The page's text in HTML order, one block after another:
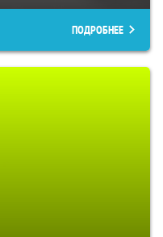
ПОДРОБНЕЕ